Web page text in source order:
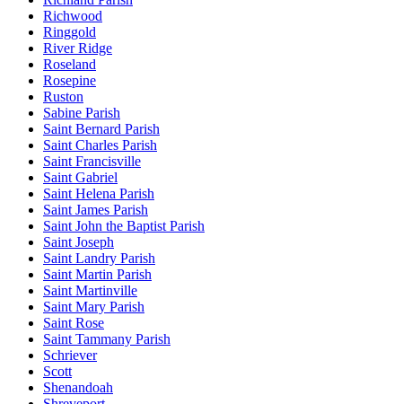
Richwood
Ringgold
River Ridge
Roseland
Rosepine
Ruston
Sabine Parish
Saint Bernard Parish
Saint Charles Parish
Saint Francisville
Saint Gabriel
Saint Helena Parish
Saint James Parish
Saint John the Baptist Parish
Saint Joseph
Saint Landry Parish
Saint Martin Parish
Saint Martinville
Saint Mary Parish
Saint Rose
Saint Tammany Parish
Schriever
Scott
Shenandoah